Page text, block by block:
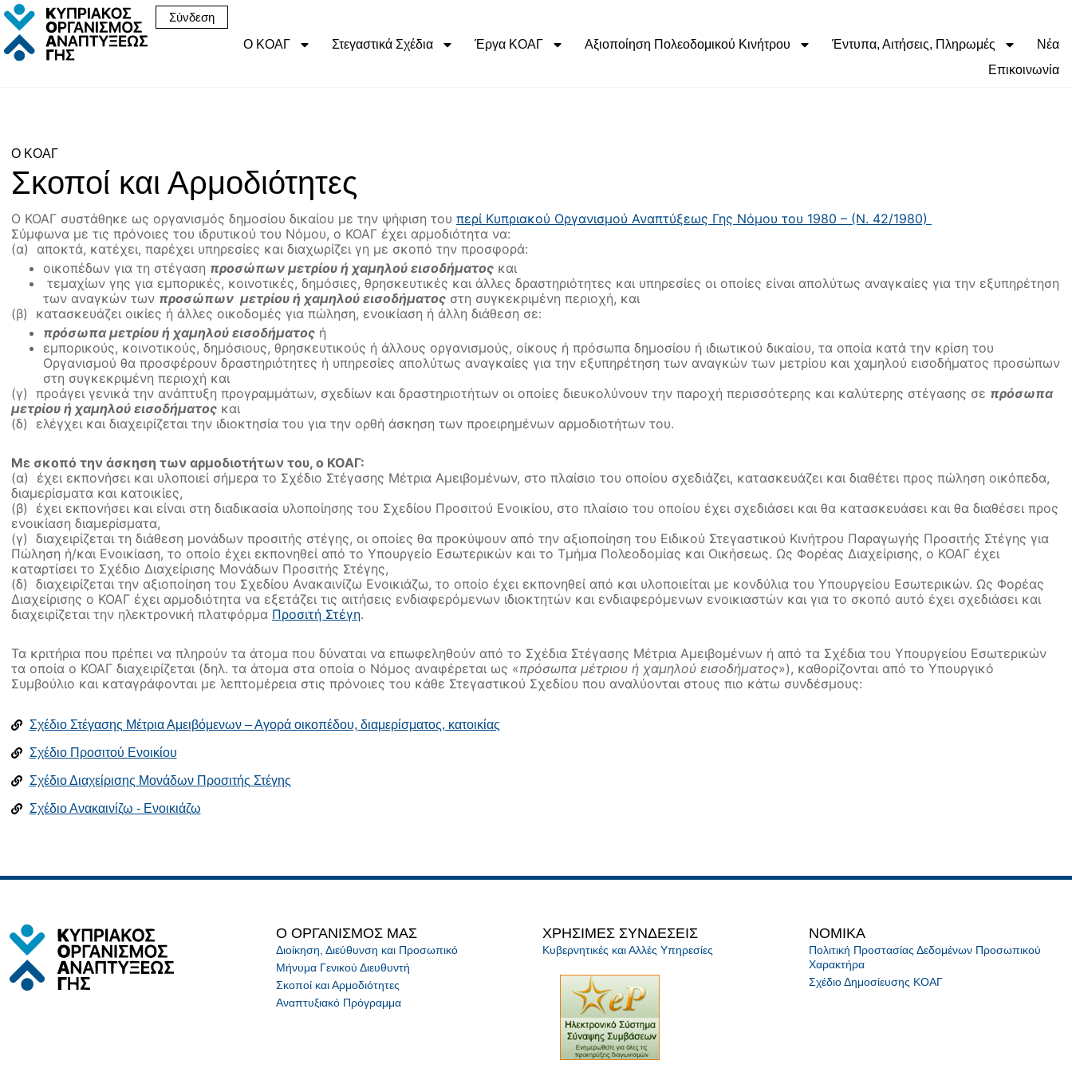
Σύνδεση
Ο ΚΟΑΓ
Στεγαστικά Σχέδια Έργα ΚΟΑΓ Αξιοποίηση Πολεοδομικού Κινήτρου Έντυπα, Αιτήσεις, Πληρωμές
Νέα
Επικοινωνία
Ο ΚΟΑΓ
Σκοποί και Αρμοδιότητες
Ο ΚΟΑΓ συστάθηκε ως οργανισμός δημοσίου δικαίου με την ψήφιση του περί Κυπριακού Οργανισμού Αναπτύξεως Γης Νόμου του 1980 – (Ν. 42/1980)
Σύμφωνα με τις πρόνοιες του ιδρυτικού του Νόμου, ο ΚΟΑΓ έχει αρμοδιότητα να:
(α) αποκτά, κατέχει, παρέχει υπηρεσίες και διαχωρίζει γη με σκοπό την προσφορά:
οικοπέδων για τη στέγαση προσώπων μετρίου ή χαμηλού εισοδήματος και
τεμαχίων γης για εμπορικές, κοινοτικές, δημόσιες, θρησκευτικές και άλλες δραστηριότητες και υπηρεσίες οι οποίες είναι απολύτως αναγκαίες για την εξυπηρέτηση
των αναγκών των προσώπων μετρίου ή χαμηλού εισοδήματος στη συγκεκριμένη περιοχή, και
(β) κατασκευάζει οικίες ή άλλες οικοδομές για πώληση, ενοικίαση ή άλλη διάθεση σε:
πρόσωπα μετρίου ή χαμηλού εισοδήματος ή
εμπορικούς, κοινοτικούς, δημόσιους, θρησκευτικούς ή άλλους οργανισμούς, οίκους ή πρόσωπα δημοσίου ή ιδιωτικού δικαίου, τα οποία κατά την κρίση του
Οργανισμού θα προσφέρουν δραστηριότητες ή υπηρεσίες απολύτως αναγκαίες για την εξυπηρέτηση των αναγκών των μετρίου και χαμηλού εισοδήματος προσώπων
στη συγκεκριμένη περιοχή και
(γ) προάγει γενικά την ανάπτυξη προγραμμάτων, σχεδίων και δραστηριοτήτων οι οποίες διευκολύνουν την παροχή περισσότερης και καλύτερης στέγασης σε πρόσωπα
μετρίου ή χαμηλού εισοδήματος και
(δ) ελέγχει και διαχειρίζεται την ιδιοκτησία του για την ορθή άσκηση των προειρημένων αρμοδιοτήτων του.
Με σκοπό την άσκηση των αρμοδιοτήτων του, ο ΚΟΑΓ:
(α) έχει εκπονήσει και υλοποιεί σήμερα το Σχέδιο Στέγασης Μέτρια Αμειβομένων, στο πλαίσιο του οποίου σχεδιάζει, κατασκευάζει και διαθέτει προς πώληση οικόπεδα,
διαμερίσματα και κατοικίες,
(β) έχει εκπονήσει και είναι στη διαδικασία υλοποίησης του Σχεδίου Προσιτού Ενοικίου, στο πλαίσιο του οποίου έχει σχεδιάσει και θα κατασκευάσει και θα διαθέσει προς
ενοικίαση διαμερίσματα,
(γ) διαχειρίζεται τη διάθεση μονάδων προσιτής στέγης, οι οποίες θα προκύψουν από την αξιοποίηση του Ειδικού Στεγαστικού Κινήτρου Παραγωγής Προσιτής Στέγης για
Πώληση ή/και Ενοικίαση, το οποίο έχει εκπονηθεί από το Υπουργείο Εσωτερικών και το Τμήμα Πολεοδομίας και Οικήσεως. Ως Φορέας Διαχείρισης, ο ΚΟΑΓ έχει
καταρτίσει το Σχέδιο Διαχείρισης Μονάδων Προσιτής Στέγης,
(δ) διαχειρίζεται την αξιοποίηση του Σχεδίου Ανακαινίζω Ενοικιάζω, το οποίο έχει εκπονηθεί από και υλοποιείται με κονδύλια του Υπουργείου Εσωτερικών. Ως Φορέας
Διαχείρισης ο ΚΟΑΓ έχει αρμοδιότητα να εξετάζει τις αιτήσεις ενδιαφερόμενων ιδιοκτητών και ενδιαφερόμενων ενοικιαστών και για το σκοπό αυτό έχει σχεδιάσει και
διαχειρίζεται την ηλεκτρονική πλατφόρμα Προσιτή Στέγη.
Τα κριτήρια που πρέπει να πληρούν τα άτομα που δύναται να επωφεληθούν από το Σχέδια Στέγασης Μέτρια Αμειβομένων ή από τα Σχέδια του Υπουργείου Εσωτερικών
τα οποία ο ΚΟΑΓ διαχειρίζεται (δηλ. τα άτομα στα οποία ο Νόμος αναφέρεται ως «πρόσωπα μέτριου ή χαμηλού εισοδήματος»), καθορίζονται από το Υπουργικό
Συμβούλιο και καταγράφονται με λεπτομέρεια στις πρόνοιες του κάθε Στεγαστικού Σχεδίου που αναλύονται στους πιο κάτω συνδέσμους:
Σχέδιο Στέγασης Μέτρια Αμειβόμενων – Αγορά οικοπέδου, διαμερίσματος, κατοικίας
Σχέδιο Προσιτού Ενοικίου
Σχέδιο Διαχείρισης Μονάδων Προσιτής Στέγης
Σχέδιο Ανακαινίζω - Ενοικιάζω
Ο ΟΡΓΑΝΙΣΜΟΣ ΜΑΣ
Διοίκηση, Διεύθυνση και Προσωπικό
Μήνυμα Γενικού Διευθυντή
Σκοποί και Αρμοδιότητες
Αναπτυξιακό Πρόγραμμα
ΧΡΗΣΙΜΕΣ ΣΥΝΔΕΣΕΙΣ
Κυβερνητικές και Αλλές Υπηρεσίες
NOMIKA
Πολιτική Προστασίας Δεδομένων Προσωπικού
Χαρακτήρα
Σχέδιο Δημοσίευσης ΚΟΑΓ